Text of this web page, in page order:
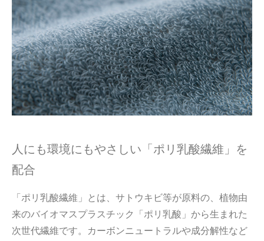
人にも環境にもやさしい「ポリ乳酸繊維」を
配合
「ポリ乳酸繊維」とは、サトウキビ等が原料の、植物由
来のバイオマスプラスチック「ポリ乳酸」から生まれた
次世代繊維です。カーボンニュートラルや成分解性など